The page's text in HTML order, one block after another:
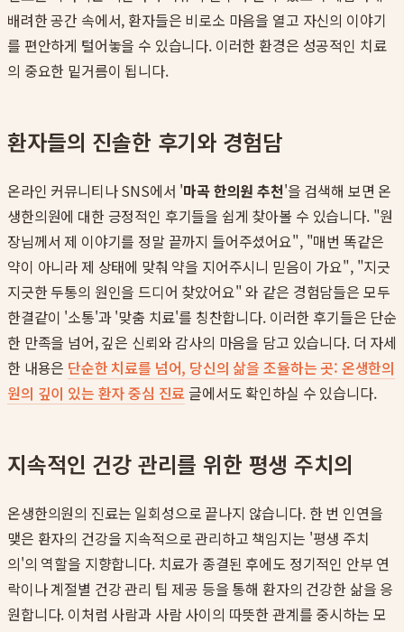
배려한 공간 속에서, 환자들은 비로소 마음을 열고 자신의 이야기
를 편안하게 털어놓을 수 있습니다. 이러한 환경은 성공적인 치료
의 중요한 밑거름이 됩니다.
환자들의 진솔한 후기와 경험담
온라인 커뮤니티나 SNS에서 '마곡 한의원 추천'을 검색해 보면 온
생한의원에 대한 긍정적인 후기들을 쉽게 찾아볼 수 있습니다. "원
장님께서 제 이야기를 정말 끝까지 들어주셨어요", "매번 똑같은
약이 아니라 제 상태에 맞춰 약을 지어주시니 믿음이 가요", "지긋
지긋한 두통의 원인을 드디어 찾았어요" 와 같은 경험담들은 모두
한결같이 '소통'과 '맞춤 치료'를 칭찬합니다. 이러한 후기들은 단순
한 만족을 넘어, 깊은 신뢰와 감사의 마음을 담고 있습니다. 더 자세
한 내용은 단순한 치료를 넘어, 당신의 삶을 조율하는 곳: 온생한의
원의 깊이 있는 환자 중심 진료글에서도 확인하실 수 있습니다.
지속적인 건강 관리를 위한 평생 주치의
온생한의원의 진료는 일회성으로 끝나지 않습니다. 한 번 인연을
맺은 환자의 건강을 지속적으로 관리하고 책임지는 '평생 주치
의'의 역할을 지향합니다. 치료가 종결된 후에도 정기적인 안부 연
락이나 계절별 건강 관리 팁 제공 등을 통해 환자의 건강한 삶을 응
원합니다. 이처럼 사람과 사람 사이의 따뜻한 관계를 중시하는 모